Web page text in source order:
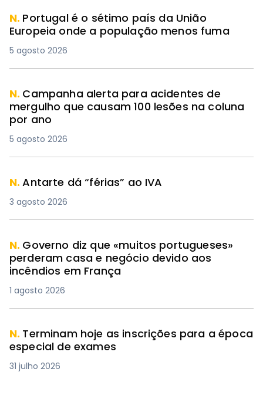
N. Portugal é o sétimo país da União
Europeia onde a população menos fuma
5 agosto 2026
N. Campanha alerta para acidentes de
mergulho que causam 100 lesões na coluna
por ano
5 agosto 2026
N.Antarte dá “férias” ao IVA
3 agosto 2026
N. Governo diz que «muitos portugueses»
perderam casa e negócio devido aos
incêndios em França
1 agosto 2026
N. Terminam hoje as inscrições para a época
especial de exames
31 julho 2026